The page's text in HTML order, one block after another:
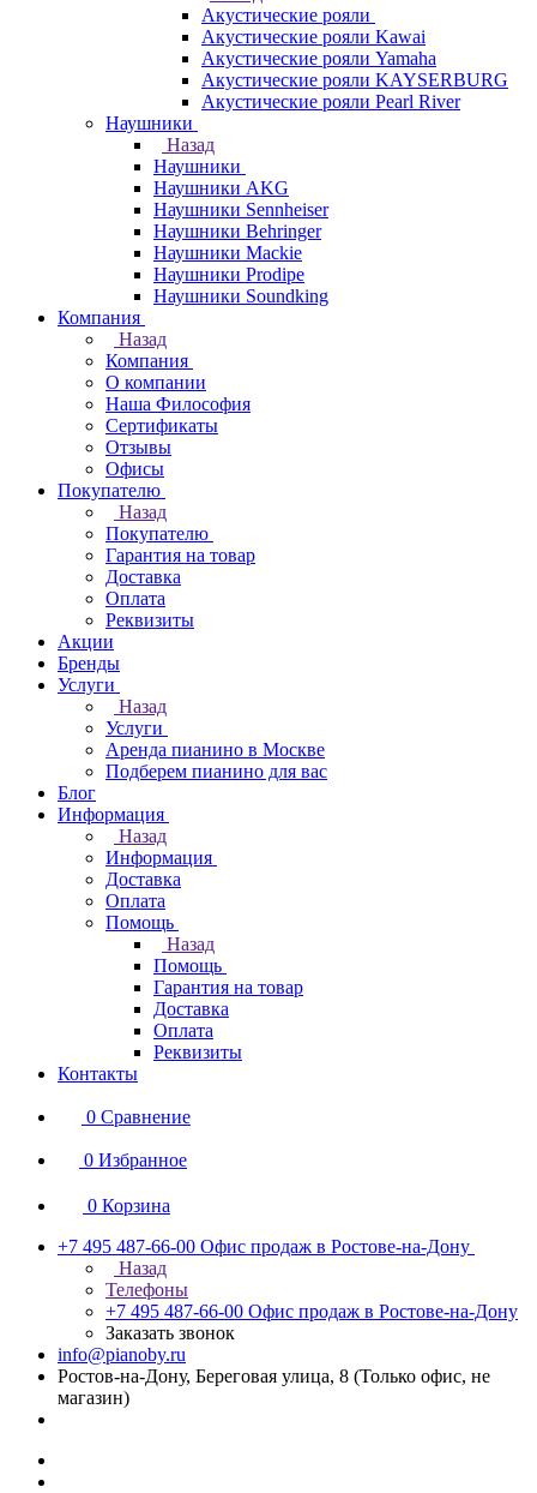
Акустические рояли
Акустические рояли Kawai
Акустические рояли Yamaha
Акустические рояли KAYSERBURG
Акустические рояли Pearl River
Наушники
Назад
Наушники
Наушники AKG
Наушники Sennheiser
Наушники Behringer
Наушники Mackie
Наушники Prodipe
Наушники Soundking
Компания
Назад
Компания
О компании
Наша Философия
Сертификаты
Отзывы
Офисы
Покупателю
Назад
Покупателю
Гарантия на товар
Доставка
Оплата
Реквизиты
Акции
Бренды
Услуги
Назад
Услуги
Аренда пианино в Москве
Подберем пианино для вас
Блог
Информация
Назад
Информация
Доставка
Оплата
Помощь
Назад
Помощь
Гарантия на товар
Доставка
Оплата
Реквизиты
Контакты
0 Сравнение
0 Избранное
0 Корзина
+7 495 487-66-00 Офис продаж в Ростове-на-Дону
Назад
Телефоны
+7 495 487-66-00 Офис продаж в Ростове-на-Дону
Заказать звонок
info@pianoby.ru
Ростов-на-Дону, Береговая улица, 8 (Только офис, не
магазин)